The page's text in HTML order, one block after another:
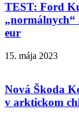
TEST: Ford
„normálnych“
eur
15. mája 2023
Nová Škoda
v arktickom